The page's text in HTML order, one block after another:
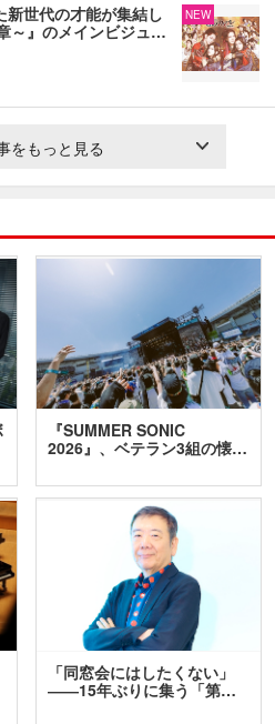
世代の才能が集結し
～』のメインビジュ…
NEW
をもっと見る
『SUMMER SONIC
2026』、ベテラン3組の懐…
「同窓会にはしたくない」
――15年ぶりに集う「第…